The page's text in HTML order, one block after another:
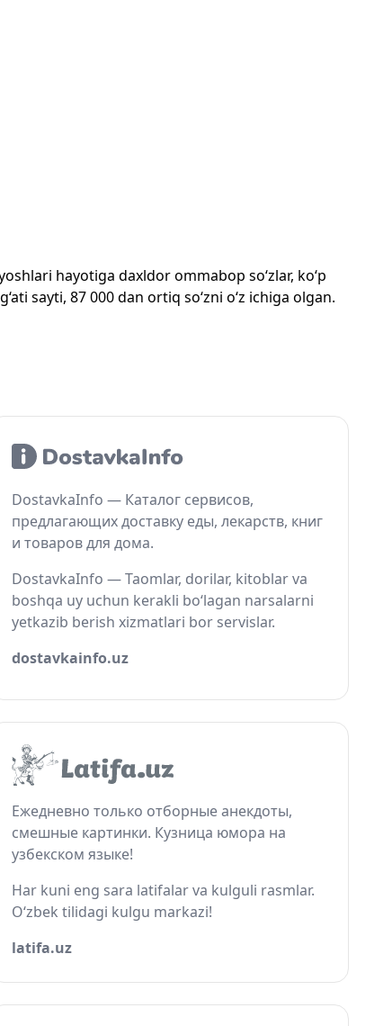
hayotiga daxldor ommabop so‘zlar, ko‘p
sayti, 87 000 dan ortiq so‘zni o‘z ichiga olgan.
DostavkaInfo — Каталог сервисов,
предлагающих доставку еды, лекарств, книг
и товаров для дома.
DostavkaInfo — Taomlar, dorilar, kitoblar va
boshqa uy uchun kerakli bo‘lagan narsalarni
yetkazib berish xizmatlari bor servislar.
dostavkainfo.uz
Ежедневно только отборные анекдоты,
смешные картинки. Кузница юмора на
узбекском языке!
Har kuni eng sara latifalar va kulguli rasmlar.
O‘zbek tilidagi kulgu markazi!
latifa.uz